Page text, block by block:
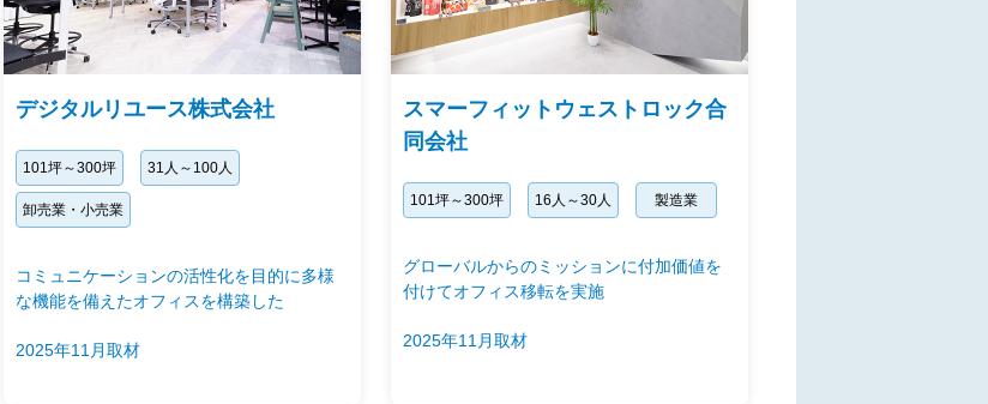
デジタルリユース株式会社
101坪～300坪 31人～100人
卸売業・小売業
コミュニケーションの活性化を目的に多様
な機能を備えたオフィスを構築した
2025年11月取材
スマーフィットウェストロック合
同会社
101坪～300坪 16人～30人 製造業
グローバルからのミッションに付加価値を
付けてオフィス移転を実施
2025年11月取材